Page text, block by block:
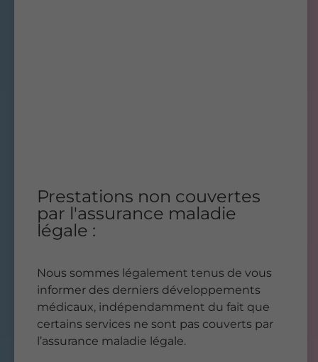
Prestations non couvertes
par l'assurance maladie
légale :
Nous sommes légalement tenus de vous
informer des derniers développements
médicaux, indépendamment du fait que
certains services ne sont pas couverts par
l’assurance maladie légale.